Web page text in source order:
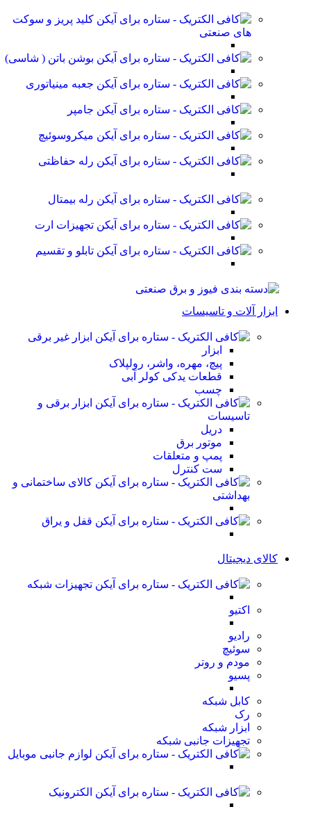
کلید پریز و سوکت
های صنعتی
بوشن باتن ( شاسی)
جعبه مینیاتوری
جامپر
میکروسوئیچ
رله حفاظتی
رله بیمتال
تجهیزات ارت
تابلو و تقسیم
ابزار آلات و تاسیسات
ابزار غیر برقی
ابزار
پیچ، مهره، واشر، رولپلاک
قطعات یدکی کولر آبی
چسب
ابزار برقی و
تاسیسات
دریل
موتور برق
پمپ و متعلقات
ست کنترل
کالای ساختمانی و
بهداشتی
قفل و یراق
کالای دیجیتال
تجهیزات شبکه
اکتیو
رادیو
سوئیچ
مودم و روتر
پسیو
کابل شبکه
رک
ابزار شبکه
تجهیزات جانبی شبکه
لوازم جانبی موبایل
الکترونیک